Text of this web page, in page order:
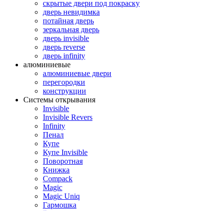
скрытые двери под покраску
дверь невидимка
потайная дверь
зеркальная дверь
дверь invisible
дверь reverse
дверь infinity
алюминиевые
алюминиевые двери
перегородки
конструкции
Системы открывания
Invisible
Invisible Revers
Infinity
Пенал
Купе
Купе Invisible
Поворотная
Книжка
Compack
Magic
Magic Uniq
Гармошка